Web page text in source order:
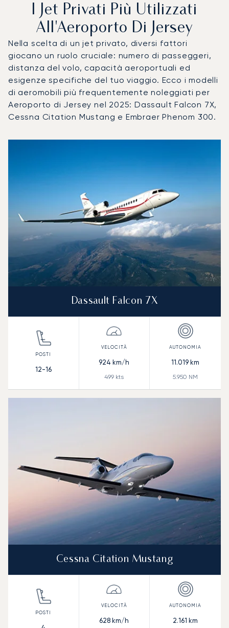
I Jet Privati Più Utilizzati
All'Aeroporto Di Jersey
Nella scelta di un jet privato, diversi fattori
giocano un ruolo cruciale: numero di passeggeri,
distanza del volo, capacità aeroportuali ed
esigenze specifiche del tuo viaggio. Ecco i modelli
di aeromobili più frequentemente noleggiati per
Aeroporto di Jersey nel 2025: Dassault Falcon 7X,
Cessna Citation Mustang e Embraer Phenom 300.
Dassault Falcon 7X
12-16
924 km/h
499 kts
11.019 km
5.950 NM
Cessna Citation Mustang
628 km/h 2.161 km